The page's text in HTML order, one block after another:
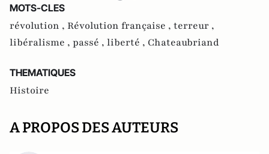
MOTS-CLES
révolution , Révolution française , terreur ,
libéralisme , passé , liberté , Chateaubriand
THEMATIQUES
Histoire
A PROPOS DES AUTEURS